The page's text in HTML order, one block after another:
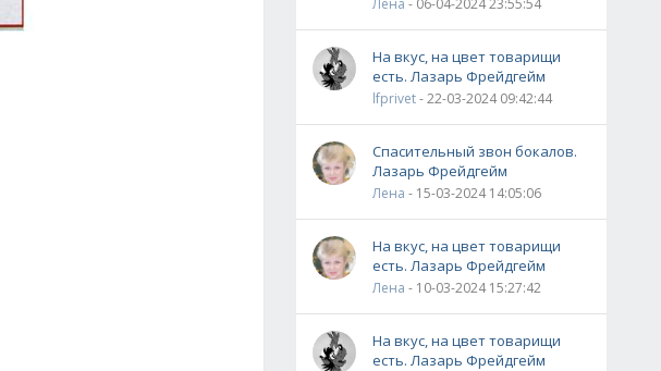
Лена - 06-04-2024 23:55:54
На вкус, на цвет товарищи
есть. Лазарь Фрейдгейм
lfprivet- 22-03-2024 09:42:44
Спасительный звон бокалов.
Лазарь Фрейдгейм
Лена - 15-03-2024 14:05:06
На вкус, на цвет товарищи
есть. Лазарь Фрейдгейм
Лена - 10-03-2024 15:27:42
На вкус, на цвет товарищи
есть. Лазарь Фрейдгейм